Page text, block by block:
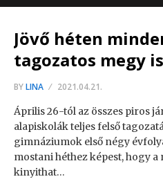
Jövő héten
tagozatos megy
BYLINA 2021.04.21.
Április 26-tól az összes piros
alapiskolák teljes felső
gimnáziumok első négy
mostani héthez képest, hogy
kinyithat…